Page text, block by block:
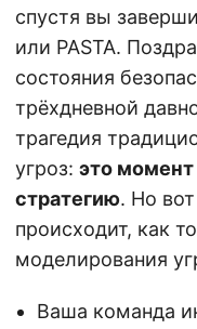
спустя вы
или PASTA.
состояния
трёхдневной
трагедия
угроз: это
стратегию. Но
происходит, как
моделирования
Ваша команда